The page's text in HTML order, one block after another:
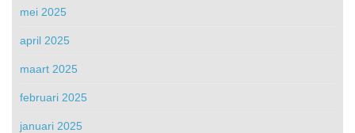
mei 2025
april 2025
maart 2025
februari 2025
januari 2025